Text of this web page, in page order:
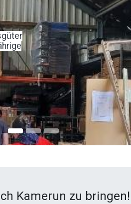
Kamerun zu bringen!